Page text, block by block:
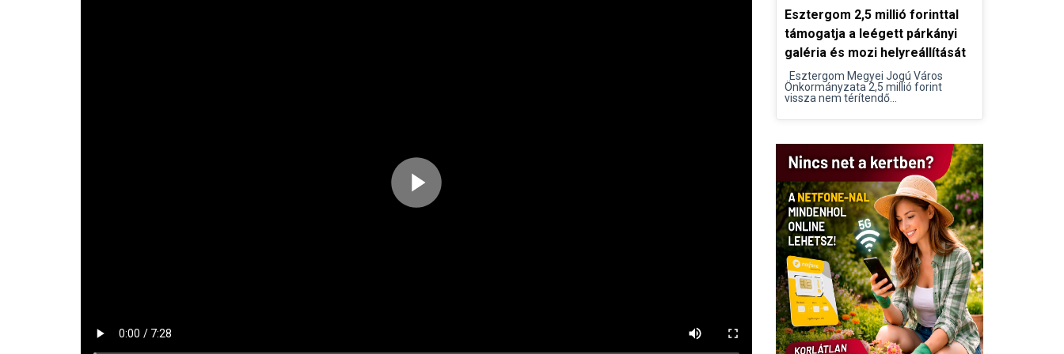
Esztergom 2,5 millió forinttal
támogatja a leégett párkányi
galéria és mozi helyreállítását
Esztergom Megyei Jogú Város
Önkormányzata 2,5 millió forint
vissza nem térítendő...